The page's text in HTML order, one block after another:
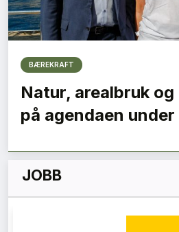
BÆREKRAFT
Natur, arealbruk
på agendaen
JOBB